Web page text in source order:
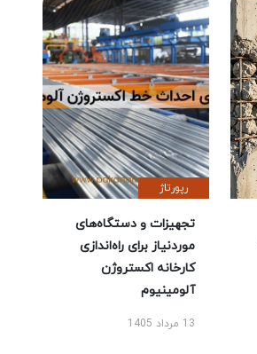
رپورتاژ
تجهیزات و دستگاه‌های
موردنیاز برای راه‌اندازی
کارخانه اکستروژن
آلومینیوم
13 مرداد 1405